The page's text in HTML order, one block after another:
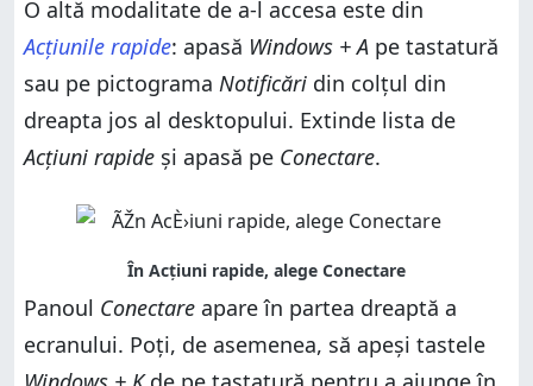
O altă modalitate de a-l accesa este din
Acțiunile rapide: apasă Windows + A pe tastatură
sau pe pictograma Notificări din colțul din
dreapta jos al desktopului. Extinde lista de
Acțiuni rapide și apasă pe Conectare.
Panoul Conectare apare în partea dreaptă a
ecranului. Poți, de asemenea, să apeși tastele